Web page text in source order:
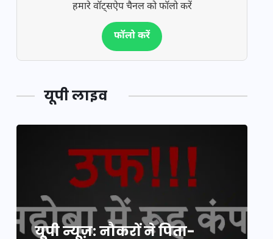
हमारे वॉट्सऐप चैनल को फॉलो करें
फॉलो करें
यूपी लाइव
यूपी न्यूज़: नौकरों ने पिता-
यूपी लेखपाल भर्ती: ओबीसी